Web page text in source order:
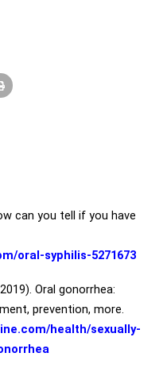
can you tell if you have
oral-syphilis-5271673
Oral gonorrhea:
prevention, more.
health/sexually-